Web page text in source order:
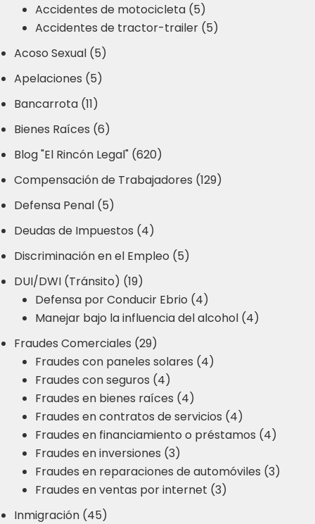
Accidentes de motocicleta (5)
Accidentes de tractor-trailer (5)
Acoso Sexual (5)
Apelaciones (5)
Bancarrota (11)
Bienes Raíces (6)
Blog "El Rincón Legal" (620)
Compensación de Trabajadores (129)
Defensa Penal (5)
Deudas de Impuestos (4)
Discriminación en el Empleo (5)
DUI/DWI (Tránsito) (19)
Defensa por Conducir Ebrio (4)
Manejar bajo la influencia del alcohol (4)
Fraudes Comerciales (29)
Fraudes con paneles solares (4)
Fraudes con seguros (4)
Fraudes en bienes raíces (4)
Fraudes en contratos de servicios (4)
Fraudes en financiamiento o préstamos (4)
Fraudes en inversiones (3)
Fraudes en reparaciones de automóviles (3)
Fraudes en ventas por internet (3)
Inmigración (45)